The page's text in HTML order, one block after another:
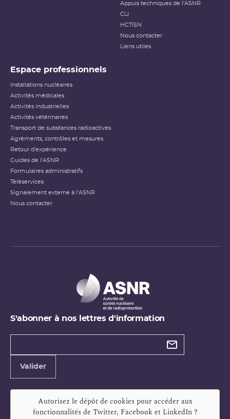
Appuis techniques de l'ASNR
CLI
HCTISN
Nous contacter
Liens utiles
Espace professionnels
Installations nucléaires
Activités médicales
Activités industrielles
Activités vétérinaires
Transport de substances radioactives
Agréments, contrôles et mesures
Retour d'expérience
Guides de l'ASNR
Formulaires administratifs
Téléservices
Signalement externe à l'ASNR
Nous contacter
S'abonner à nos lettres d'information
Types de
Valider
Autorisez le dépôt de cookies pour accéder aux
fonctionnalités de Twitter, Facebook et LinkedIn?